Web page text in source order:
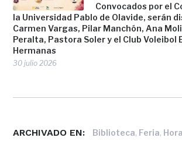
Convocados por el
la Universidad Pablo de Olavide, serán
Carmen Vargas, Pilar Manchón, Ana
Peralta, Pastora Soler y el Club Voleibol
Hermanas
30 julio 2026
ARCHIVADO EN: Biblioteca, Feria,